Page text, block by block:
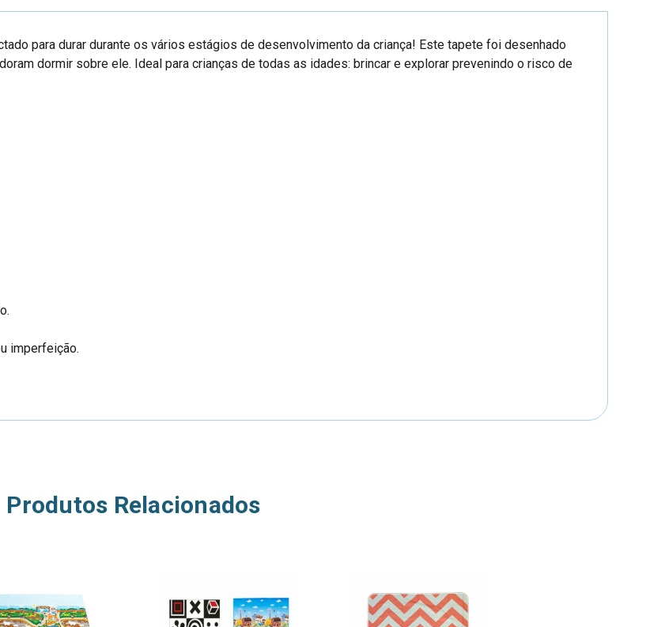
para durar durante os vários estágios de desenvolvimento da criança! Este tapete foi desenhado
dormir sobre ele. Ideal para crianças de todas as idades: brincar e explorar prevenindo o risco de
imperfeição.
Produtos Relacionados